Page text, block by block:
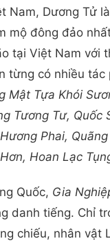
Nam, Dương Tử
mộ đông đảo
tại Việt Nam với
từng có nhiều tác
Mật Tựa Khói
Tương Tư, Quốc
Phai,
Hoan Lạc
Quốc, Gia
danh tiếng. Chỉ
chiếu, nhân vật